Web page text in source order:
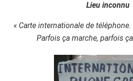
Lieu inconnu
« Carte internationale de
Parfois ça marche, parfois